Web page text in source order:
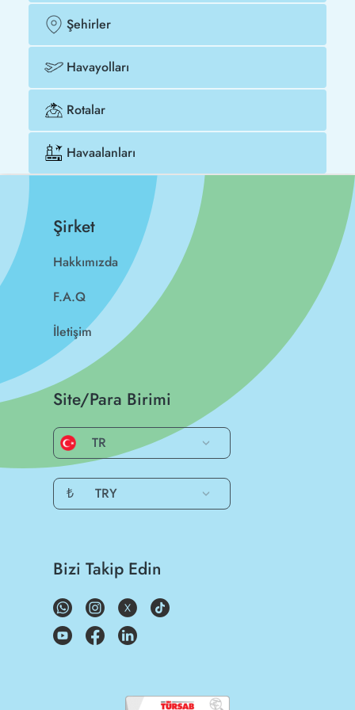
Şehirler
Havayolları
Rotalar
Havaalanları
Şirket
Hakkımızda
F.A.Q
İletişim
Site/Para Birimi
TR
₺ TRY
Bizi Takip Edin